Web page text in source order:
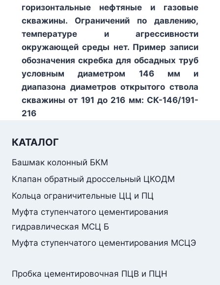
горизонтальные нефтяные и газовые
скважины. Ограничений по давлению,
температуре и агрессивности
окружающей среды нет. Пример записи
обозначения скребка для обсадных труб
условным диаметром 146 мм и
диапазона диаметров открытого ствола
скважины от 191 до 216 мм: СК-146/191-
216
КАТАЛОГ
Башмак колонный БКМ
Клапан обратный дроссельный ЦКОДМ
Кольца ограничительные ЦЦ и ПЦ
Муфта ступенчатого цементирования
гидравлическая МСЦ Б
Муфта ступенчатого цементирования МСЦЭ
Пробка цементировочная ПЦВ и ПЦН